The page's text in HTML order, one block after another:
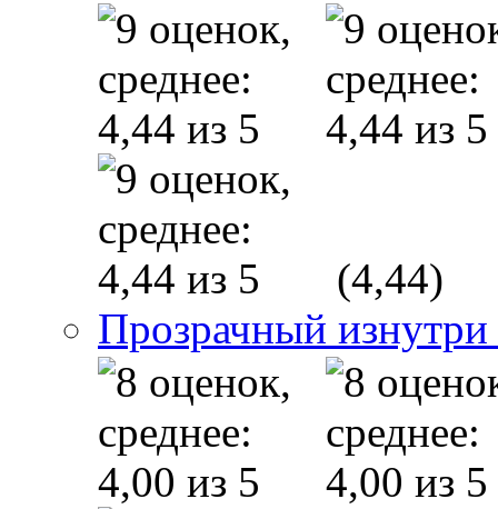
(4,44)
Прозрачный изнутри